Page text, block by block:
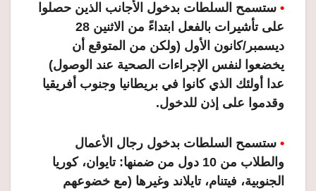
• ستسمح السلطات بدخول الأجانب الذين حصلوا
على تأشيرات بالفعل ابتداءً من الاثنين 28
ديسمبر/كانون الأول (ولكن من المتوقع أن
يخضعوا لنفس الإجراءات الصحية عند الوصول)
عدا أولئك الذي كانوا في بريطانيا وجنوب أفريقيا
وقدموا على إذن للدخول.
• ستسمح السلطات بدخول رجال الأعمال
والطلاب من 10 دول من ضمنها: تايوان، كوريا
الجنوبية، فيتنام، تايلاند وغيرها (مع خضوعهم